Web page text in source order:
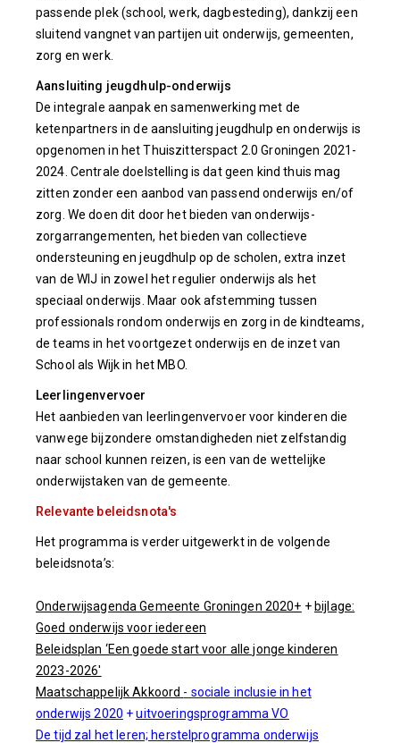
passende plek (school, werk, dagbesteding), dankzij een
sluitend vangnet van partijen uit onderwijs, gemeenten,
zorg en werk.
Aansluiting jeugdhulp-onderwijs
De integrale aanpak en samenwerking met de
ketenpartners in de aansluiting jeugdhulp en onderwijs is
opgenomen in het Thuiszitterspact 2.0 Groningen 2021-
2024. Centrale doelstelling is dat geen kind thuis mag
zitten zonder een aanbod van passend onderwijs en/of
zorg. We doen dit door het bieden van onderwijs-
zorgarrangementen, het bieden van collectieve
ondersteuning en jeugdhulp op de scholen, extra inzet
van de WIJ in zowel het regulier onderwijs als het
speciaal onderwijs. Maar ook afstemming tussen
professionals rondom onderwijs en zorg in de kindteams,
de teams in het voortgezet onderwijs en de inzet van
School als Wijk in het MBO.
Leerlingenvervoer
Het aanbieden van leerlingenvervoer voor kinderen die
vanwege bijzondere omstandigheden niet zelfstandig
naar school kunnen reizen, is een van de wettelijke
onderwijstaken van de gemeente.
Relevante beleidsnota's
Het programma is verder uitgewerkt in de volgende
beleidsnota’s:
Onderwijsagenda Gemeente Groningen 2020+ + bijlage:
Goed onderwijs voor iedereen
Beleidsplan ‘Een goede start voor alle jonge kinderen
2023-2026'
Maatschappelijk Akkoord - sociale inclusie in het
onderwijs 2020 +uitvoeringsprogramma VO
De tijd zal het leren; herstelprogramma onderwijs